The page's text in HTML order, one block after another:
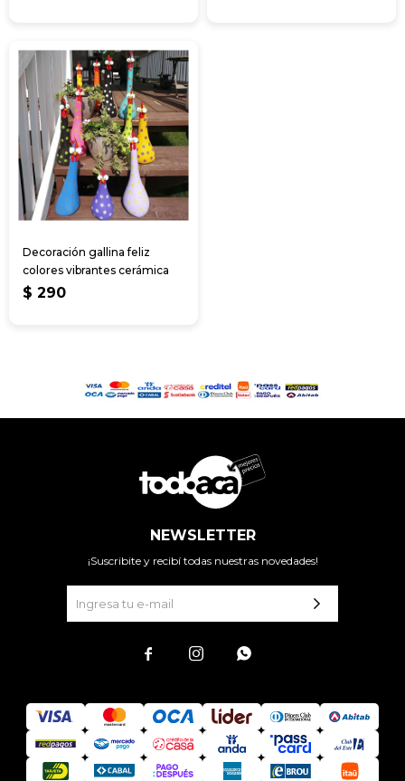
Decoración gallina feliz
colores vibrantes cerámica
$ 290
NEWSLETTER
¡Suscribite y recibí todas nuestras novedades!
  